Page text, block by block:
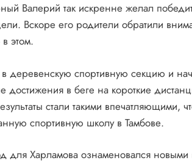
Валерий так искренне желал
Вскоре его родители обратили
этом.
деревенскую спортивную секцию и
достижения в беге на короткие
стали такими впечатляющими,
спортивную школу в Тамбове.
для Харламова ознаменовался новыми